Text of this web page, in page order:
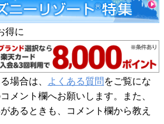
得に
場合は、 よくある質問 をご覧にな
メント欄へお願いします。また、
あるときも、コメント欄から教え